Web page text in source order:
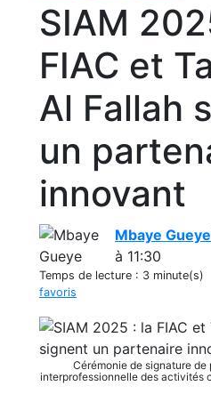
SIAM
FIAC et
Al Fallah
un
innovant
Mbaye Gueye
à 11:30
Temps de lecture : 3 minute(s)
favoris
Cérémonie de signature
interprofessionnelle des activités